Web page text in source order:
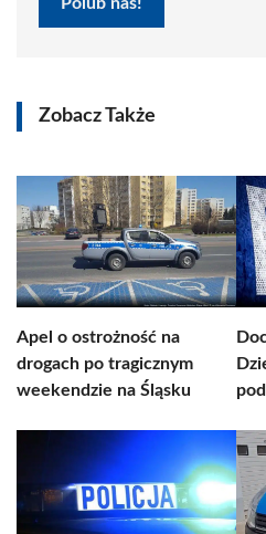
Zobacz Także
Apel o ostrożność na
drogach po tragicznym
weekendzie na Śląsku